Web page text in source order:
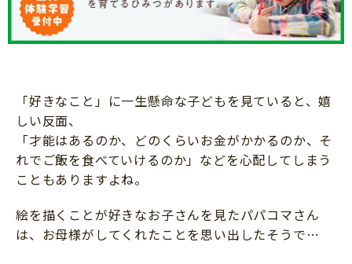
幼稚園・保育園
小学校
絵本・読み聞かせ
自由研究・工作
読書感想文
運動・あそび・ゲーム
住まい
ファッション・美容
トラブル
親子でいっしょに
人間関係
おでかけ
家族
料理
こそだてマンガ
「好きなこと」に一生懸命な子どもを見ていると、嬉
しい反面、
「才能はあるのか、どのくらいお金がかかるのか、そ
れでご飯を食べていけるのか」などを心配してしまう
こともありますよね。
絵を描くことが好きなお子さんを見たパパコマさん
は、お母様がしてくれたことを思い出したそうで…